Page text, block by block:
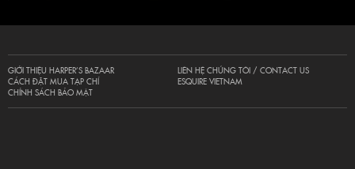
GIỚI THIỆU HARPER’S BAZAAR
CÁCH ĐẶT MUA TẠP CHÍ
CHÍNH SÁCH BẢO MẬT
LIÊN HỆ CHÚNG TÔI / CONTACT US
ESQUIRE VIETNAM